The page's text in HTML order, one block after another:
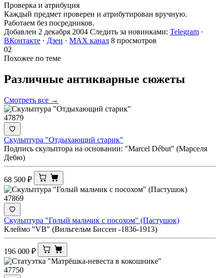
Проверка и атрибуция
Каждый предмет проверен и атрибутирован вручную.
Работаем без посредников.
Добавлен 2 декабря 2004 Следить за новинками: Telegram ·
ВКонтакте · Дзен · MAX канал 8 просмотров
02
Похожее по теме
Различные антикварные сюжеты
Смотреть все →
47879
Скульптура "Отдыхающий старик"
Подпись скульптора на основании: "Marcel Début" (Марселя
Дебю)
68 500 ₽
47869
Скульптура "Голый мальчик с посохом" (Пастушок)
Клеймо "VB" (Вильгельм Биссен -1836-1913)
196 000 ₽
47750